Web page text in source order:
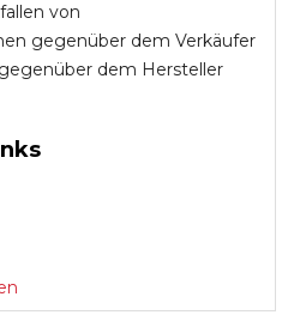
von
gegenüber dem Verkäufer
dem Hersteller